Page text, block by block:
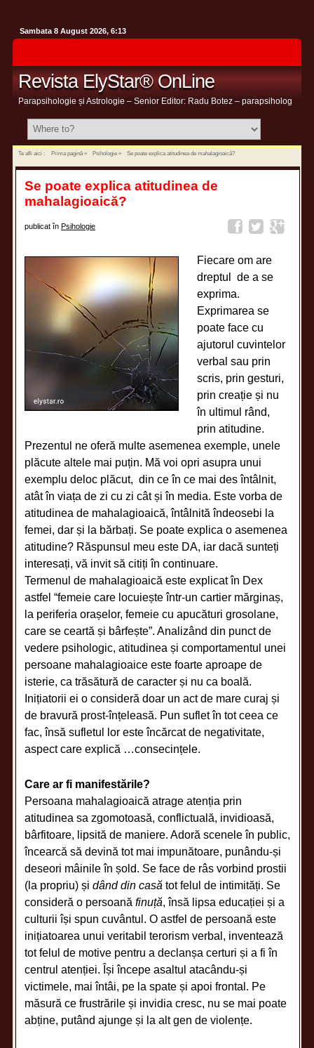
Sambata 8 August 2026, 6:13
Revista ElyStar® OnLine
Parapsihologie și Astrologie – Senior Editor: Radu Botez – parapsiholog
Te afli aici : Prima pagină» Psihologie» Se poate explica atitudinea de mahalagioaică?
Se poate explica atitudinea de
mahalagioaică?
publicat înPsihologie
Fiecare om are
dreptul de a se
exprima.
Exprimarea se
poate face cu
ajutorul cuvintelor
verbal sau prin
scris, prin gesturi,
prin creație și nu
în ultimul rând,
prin atitudine.
Prezentul ne oferă multe asemenea exemple, unele
plăcute altele mai puțin. Mă voi opri asupra unui
exemplu deloc plăcut, din ce în ce mai des întâlnit,
atât în viața de zi cu zi cât și în media. Este vorba de
atitudinea de mahalagioaică, întâlnită îndeosebi la
femei, dar și la bărbați. Se poate explica o asemenea
atitudine? Răspunsul meu este DA, iar dacă sunteți
interesați, vă invit să citiți în continuare.
Termenul de mahalagioaică este explicat în Dex
astfel “femeie care locuiește într-un cartier mărginaș,
la periferia orașelor, femeie cu apucături grosolane,
care se ceartă și bârfește”. Analizând din punct de
vedere psihologic, atitudinea și comportamentul unei
persoane mahalagioaice este foarte aproape de
isterie, ca trăsătură de caracter și nu ca boală.
Inițiatorii ei o consideră doar un act de mare curaj și
de bravură prost-înțeleasă. Pun suflet în tot ceea ce
fac, însă sufletul lor este încărcat de negativitate,
aspect care explică …consecințele.
Care ar fi manifestările?
Persoana mahalagioaică atrage atenția prin
atitudinea sa zgomotoasă, conflictuală, invidioasă,
bârfitoare, lipsită de maniere. Adoră scenele în public,
încearcă să devină tot mai impunătoare, punându-și
deseori mâinile în șold. Se face de râs vorbind prostii
(la propriu) șidând din casă tot felul de intimități. Se
consideră o persoanăfinuță, însă lipsa educației și a
culturii își spun cuvântul. O astfel de persoană este
inițiatoarea unui veritabil terorism verbal, inventează
tot felul de motive pentru a declanșa certuri și a fi în
centrul atenției. Își începe asaltul atacându-și
victimele, mai întâi, pe la spate și apoi frontal. Pe
măsură ce frustrările și invidia cresc, nu se mai poate
abține, putând ajunge și la alt gen de violențe.